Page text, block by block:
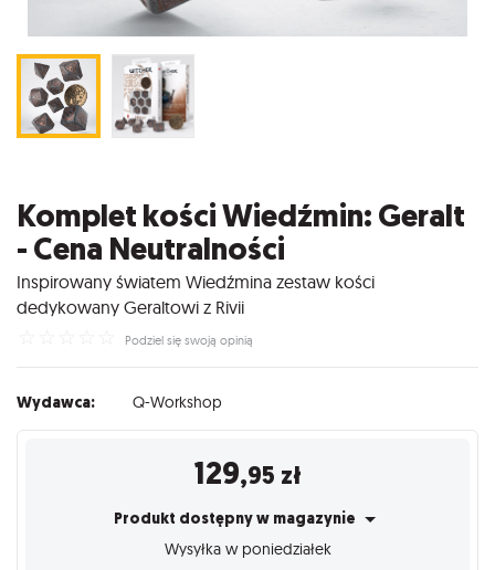
Komplet kości Wiedźmin: Geralt
- Cena Neutralności
Inspirowany światem Wiedźmina zestaw kości
dedykowany Geraltowi z Rivii
Podziel się swoją opinią
Wydawca: Q-Workshop
129,95 zł
Produkt dostępny w magazynie
Wysyłka w poniedziałek